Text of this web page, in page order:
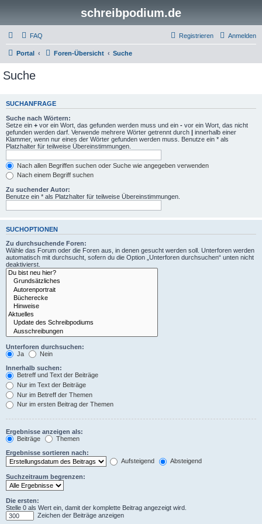
schreibpodium.de
FAQ Anmelden
Registrieren
Portal Foren-Übersicht Suche
Suche
SUCHANFRAGE
Suche nach Wörtern:
Setze ein + vor ein Wort, das gefunden werden muss und ein - vor ein Wort, das nicht
gefunden werden darf. Verwende mehrere Wörter getrennt durch | innerhalb einer
Klammer, wenn nur eines der Wörter gefunden werden muss. Benutze ein * als
Platzhalter für teilweise Übereinstimmungen.
Nach allen Begriffen suchen oder Suche wie angegeben verwenden
Nach einem Begriff suchen
Zu suchender Autor:
Benutze ein * als Platzhalter für teilweise Übereinstimmungen.
SUCHOPTIONEN
Zu durchsuchende Foren:
Wähle das Forum oder die Foren aus, in denen gesucht werden soll. Unterforen werden
automatisch mit durchsucht, sofern du die Option „Unterforen durchsuchen“ unten nicht
deaktivierst.
Unterforen durchsuchen:
Ja
Nein
Innerhalb suchen:
Betreff und Text der Beiträge
Nur im Text der Beiträge
Nur im Betreff der Themen
Nur im ersten Beitrag der Themen
Ergebnisse anzeigen als:
Beiträge
Themen
Ergebnisse sortieren nach:
Aufsteigend
Absteigend
Suchzeitraum begrenzen:
Die ersten:
Stelle 0 als Wert ein, damit der komplette Beitrag angezeigt wird.
Zeichen der Beiträge anzeigen